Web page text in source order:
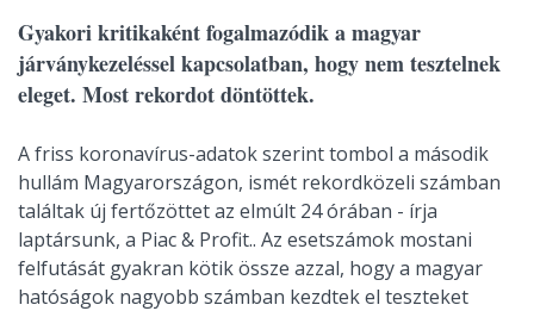
Gyakori kritikaként fogalmazódik a magyar
járványkezeléssel kapcsolatban, hogy nem tesztelnek
eleget. Most rekordot döntöttek.
A friss koronavírus-adatok szerint tombol a második
hullám Magyarországon, ismét rekordközeli számban
találtak új fertőzöttet az elmúlt 24 órában - írja
laptársunk, a Piac & Profit.. Az esetszámok mostani
felfutását gyakran kötik össze azzal, hogy a magyar
hatóságok nagyobb számban kezdtek el teszteket